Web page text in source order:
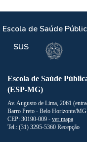
Escola de Saúde
SUS
Escola de Saúde
(ESP-MG)
Av. Augusto de Lima, 2061
Barro Preto - Belo Horizonte/MG
CEP: 30190-009 - ver mapa
Tel.: (31) 3295-5360 Recepção